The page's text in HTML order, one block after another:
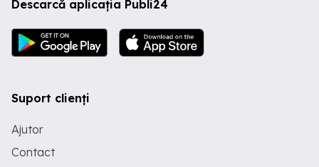
Descarcă aplicația Publi24
Suport clienți
Ajutor
Contact